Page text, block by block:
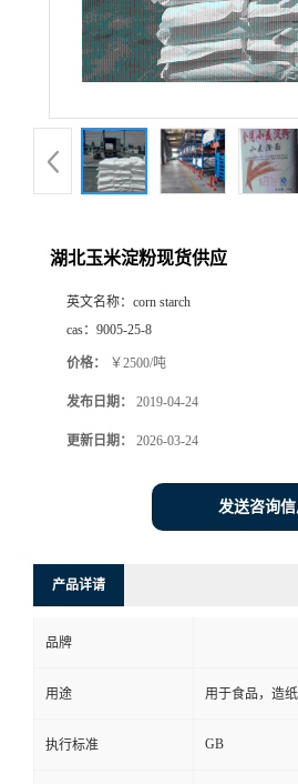
湖北玉米淀粉现货供应
英文名称： corn starch
cas： 9005-25-8
价格： ￥2500/吨
发布日期： 2019-04-24
更新日期： 2026-03-24
发送咨询
产品详请
品牌
用途 用于食品，造
执行标准 GB